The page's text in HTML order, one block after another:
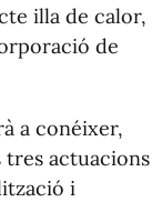
illa de calor,
de
a conéixer,
actuacions
i